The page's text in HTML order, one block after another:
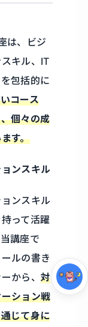
は、ビジ
キル、IT
包括的に
コース
個々の成
す。
ンスキル
ンスキル
って活躍
講座で
ルの書き
から、 対
ション戦
じて身に
集中モード